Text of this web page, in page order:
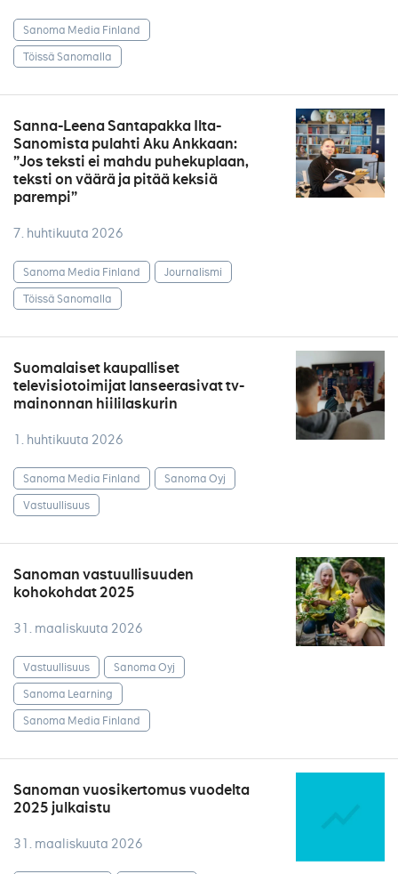
Sanoma Media Finland
Töissä Sanomalla
Sanna-Leena Santapakka Ilta-
Sanomista pulahti Aku Ankkaan:
”Jos teksti ei mahdu puhekuplaan,
teksti on väärä ja pitää keksiä
parempi”
7. huhtikuuta 2026
Sanoma Media Finland
Journalismi
Töissä Sanomalla
Suomalaiset kaupalliset
televisiotoimijat lanseerasivat tv-
mainonnan hiililaskurin
1. huhtikuuta 2026
Sanoma Media Finland
Sanoma Oyj
Vastuullisuus
Sanoman vastuullisuuden
kohokohdat 2025
31. maaliskuuta 2026
Vastuullisuus
Sanoma Oyj
Sanoma Learning
Sanoma Media Finland
Sanoman vuosikertomus vuodelta
2025 julkaistu
31. maaliskuuta 2026